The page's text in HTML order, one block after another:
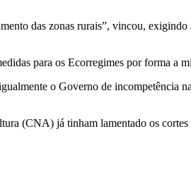
das zonas rurais”, vincou,
para os Ecorregimes por forma a
o Governo de incompetência
(CNA) já tinham lamentado os